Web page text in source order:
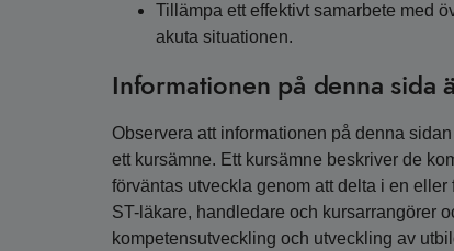
Tillämpa ett effektivt samarbete med
akuta situationen.
Informationen på denna sida
Observera att informationen på denna
ett kursämne. Ett kursämne beskriver de
förväntas utveckla genom att delta i en
ST-läkare, handledare och kursarrangörer
kompetensutveckling och utveckling av